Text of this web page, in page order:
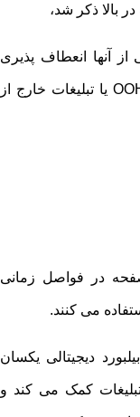
در بالا ذکر شد،
از آنها انعطاف پذیری
بیشتر و فضای خلاقیت را به تبلیغ دهندگان OOH یا تبلیغات خارج از
در فواصل زمانی
می کنند.
دیجیتالی یکسان
تبلیغات کمک می کند و